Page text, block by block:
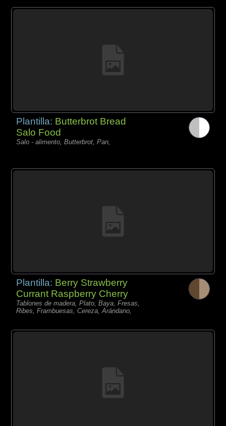
Plantilla: Butterbrot Bread
Salo Food
Salo - alimento, Butterbrot, Pan,
Plantilla: Berry Strawberry
Currant Raspberry Cherry
Tablones de madera, Plato, Baya, Fresas,
Ribes, Frambuesas, Cereza, Arándano,